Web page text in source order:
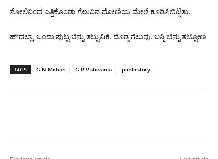
ಸೋಲಿನಿಂದ ಎತ್ತಿಕೊಂಡು ಗೆಲುವಿನ ದೋಣಿಯ ಮೇಲೆ ಕೂಡಿಸಿಬಿಟ್ಟಿತು.
ಹೌದಲ್ಲಾ, ಒಂದು ಪುಟ್ಟ ಬೆನ್ನು ತಟ್ಟುವಿಕೆ. ದೊಡ್ಡ ಗೆಲುವು. ಬನ್ನಿ ಬೆನ್ನು ತಟ್ಟೋಣ
TAGS G.N.Mohan G.R.Vishwanta publicstory